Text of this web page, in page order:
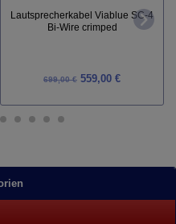
Lautsprecherkabel Viablue SC-4
Bi-Wire crimped
699,00 € 559,00 €